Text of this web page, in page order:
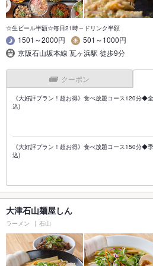
☆生ビール半額☆毎日21時～ドリンク半額
1501～2000円
501～1000円
京阪石山坂本線 瓦ヶ浜駅 徒歩9分
クーポン
《大好評プラン！超お得》食べ放題コース120分◆
込)
《大好評プラン！超お得》食べ放題コース150分◆
込)
大津石山麺屋しん
ラーメン 石山